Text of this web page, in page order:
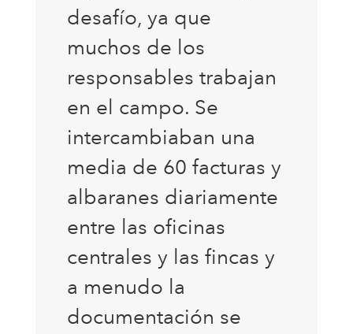
desafío, ya que
muchos de los
responsables trabajan
en el campo. Se
intercambiaban una
media de 60 facturas y
albaranes diariamente
entre las oficinas
centrales y las fincas y
a menudo la
documentación se